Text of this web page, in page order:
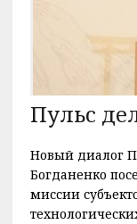
Пульс
Новый диалог
Богданенко
миссии